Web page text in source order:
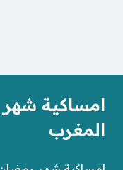
امساكية
المغرب